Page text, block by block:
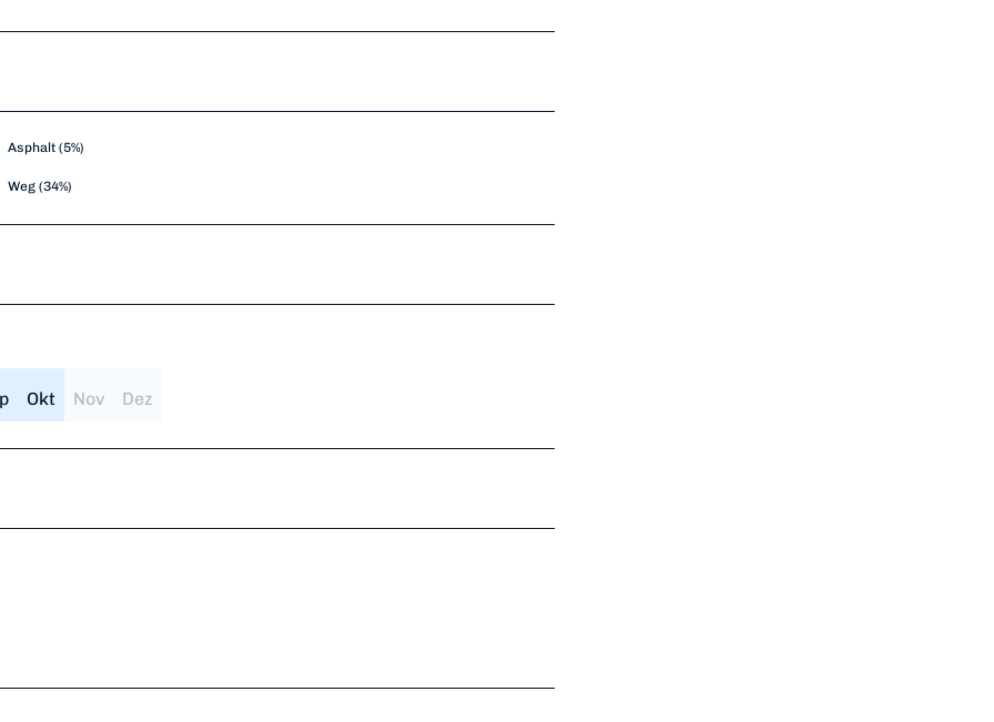
Asphalt (5%)
Weg (34%)
Okt Nov Dez